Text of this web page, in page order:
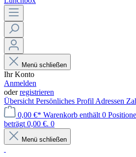
Menü schließen
Ihr Konto
Anmelden
oderregistrieren
Übersicht Persönliches Profil Adressen
0,00 €* Warenkorb enthält 0
beträgt 0,00 €. 0
Menü schließen